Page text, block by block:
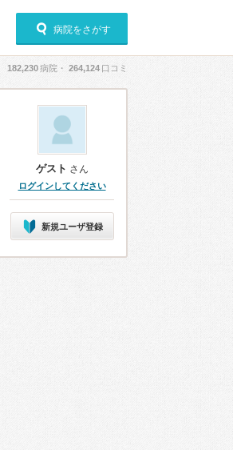
病院をさがす
182,230病院・ 264,124 口コミ
ゲスト さん
ログインしてください
新規ユーザ登録